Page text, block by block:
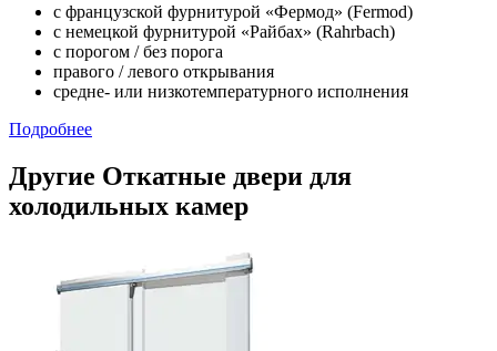
с французской фурнитурой «Фермод» (Fermod)
c немецкой фурнитурой «Райбах» (Rahrbach)
с порогом / без порога
правого / левого открывания
средне- или низкотемпературного исполнения
Подробнее
Другие Откатные двери для
холодильных камер